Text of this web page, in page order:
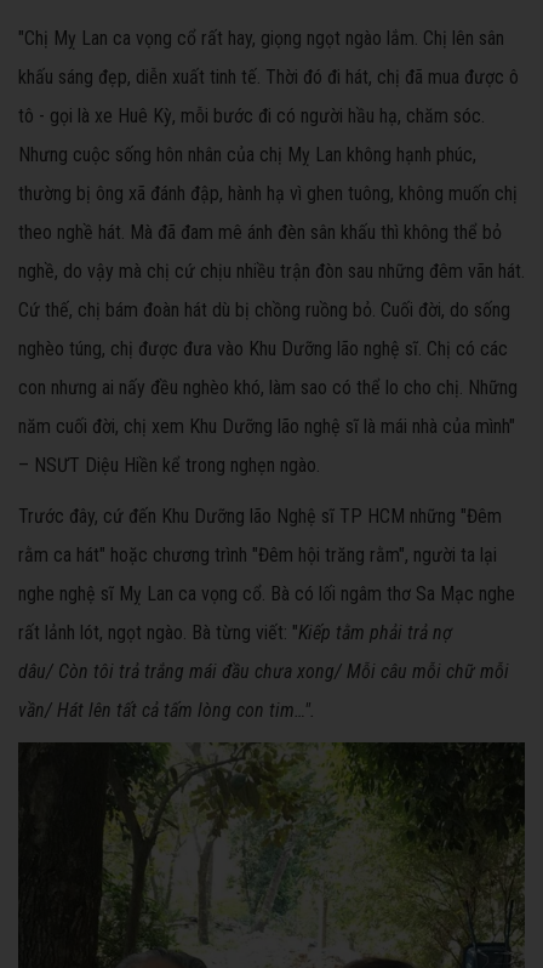
"Chị Mỵ Lan ca vọng cổ rất hay, giọng ngọt ngào lắm. Chị lên sân
khấu sáng đẹp, diễn xuất tinh tế. Thời đó đi hát, chị đã mua được ô
tô - gọi là xe Huê Kỳ, mỗi bước đi có người hầu hạ, chăm sóc.
Nhưng cuộc sống hôn nhân của chị Mỵ Lan không hạnh phúc,
thường bị ông xã đánh đập, hành hạ vì ghen tuông, không muốn chị
theo nghề hát. Mà đã đam mê ánh đèn sân khấu thì không thể bỏ
nghề, do vậy mà chị cứ chịu nhiều trận đòn sau những đêm vãn hát.
Cứ thế, chị bám đoàn hát dù bị chồng ruồng bỏ. Cuối đời, do sống
nghèo túng, chị được đưa vào Khu Dưỡng lão nghệ sĩ. Chị có các
con nhưng ai nấy đều nghèo khó, làm sao có thể lo cho chị. Những
năm cuối đời, chị xem Khu Dưỡng lão nghệ sĩ là mái nhà của mình"
– NSƯT Diệu Hiền kể trong nghẹn ngào.
Trước đây, cứ đến Khu Dưỡng lão Nghệ sĩ TP HCM những "Đêm
rằm ca hát" hoặc chương trình "Đêm hội trăng rằm", người ta lại
nghe nghệ sĩ Mỵ Lan ca vọng cổ. Bà có lối ngâm thơ Sa Mạc nghe
rất lảnh lót, ngọt ngào. Bà từng viết: "Kiếp tằm phải trả nợ
dâu/ Còn tôi trả trắng mái đầu chưa xong/ Mỗi câu mỗi chữ mỗi
vần/ Hát lên tất cả tấm lòng con tim…".